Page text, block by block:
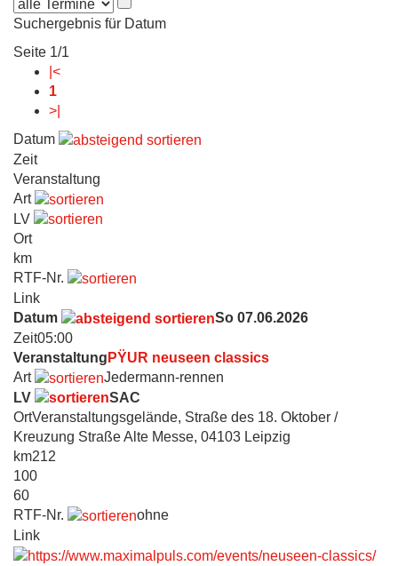
Suchergebnis für Datum
Seite 1/1
|<
1
>|
Datum
Zeit
Veranstaltung
Art
LV
Ort
km
RTF-Nr.
Link
Datum
So 07.06.2026
Zeit05:00
Veranstaltung PŸUR neuseen classics
Art
Jedermann-rennen
LV
SAC
OrtVeranstaltungsgelände, Straße des 18. Oktober /
Kreuzung Straße Alte Messe, 04103 Leipzig
km212
100
60
RTF-Nr.
ohne
Link